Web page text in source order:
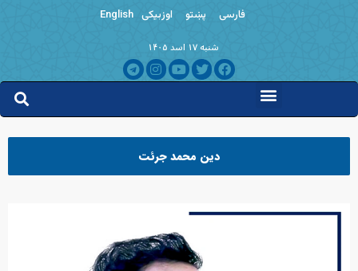
فارسی پښتو اوزبیکی English
شنبه ۱۷ اسد ۱۴۰۵
دین محمد جرئت